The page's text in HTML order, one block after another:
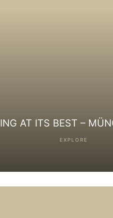
AT ITS BEST –
EXPLORE